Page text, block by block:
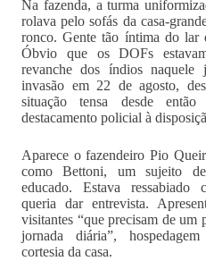
Na fazenda, a turma
rolava pelo sofás da casa-
ronco. Gente tão íntima do lar
Óbvio que os DOFs
revanche dos índios
invasão em 22 de agosto,
situação tensa desde
destacamento policial à
Aparece o fazendeiro Pio
como Bettoni, um sujeito
educado. Estava ressabiado
queria dar entrevista.
visitantes “que precisam de um
jornada diária”,
cortesia da casa.